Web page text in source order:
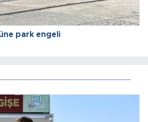
park engeli